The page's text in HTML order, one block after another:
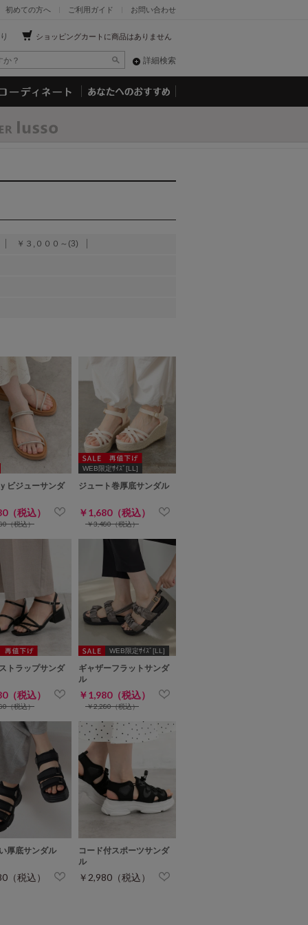
お問い合わせ
ご利用ガイド
初めての方へ
ショッピングカートに商品はありません
詳細検索
￥３,０００～(3)
ビジューサンダ
（税込）
（税込）
WEB限定ｻｲｽﾞ[LL]
ジュート巻厚底サンダル
￥1,680（税込）
￥3,480（税込）
トラップサンダ
（税込）
（税込）
WEB限定ｻｲｽﾞ[LL]
ギャザーフラットサンダ
ル
￥1,980（税込）
￥2,280（税込）
厚底サンダル
（税込）
コード付スポーツサンダ
ル
￥2,980（税込）